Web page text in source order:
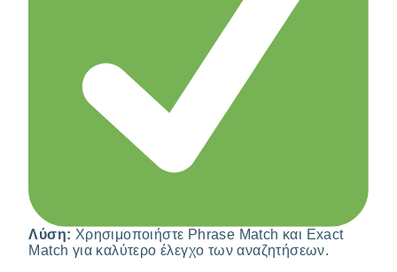
Λύση: Χρησιμοποιήστε Phrase Match και Exact
Match για καλύτερο έλεγχο των αναζητήσεων.